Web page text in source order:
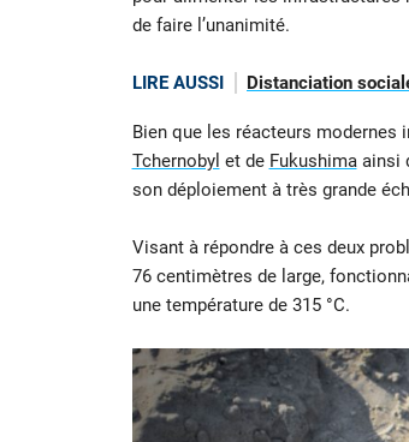
de faire l’unanimité.
LIRE AUSSI Distanciation
Bien que les réacteurs modernes
Tchernobyl et de Fukushimaainsi
son déploiement à très grande
Visant à répondre à ces deux
76 centimètres de large,
une température de 315 °C.